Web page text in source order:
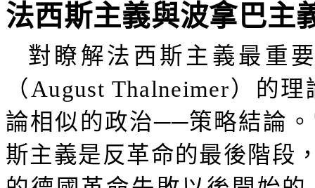
法西斯主義與波拿巴主
對瞭解法西斯主義最重
（August Thalneimer）的理
論相似的政治──策略結論
斯主義是反革命的最後階段